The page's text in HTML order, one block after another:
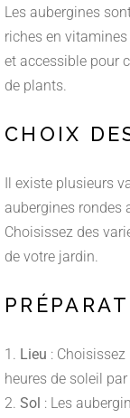
Les aubergines
riches en
et accessible pour
de plants.
CHOIX
Il existe plusieurs
aubergines rondes
Choisissez des
de votre jardin.
Lieu :
heures de soleil
Sol : Les